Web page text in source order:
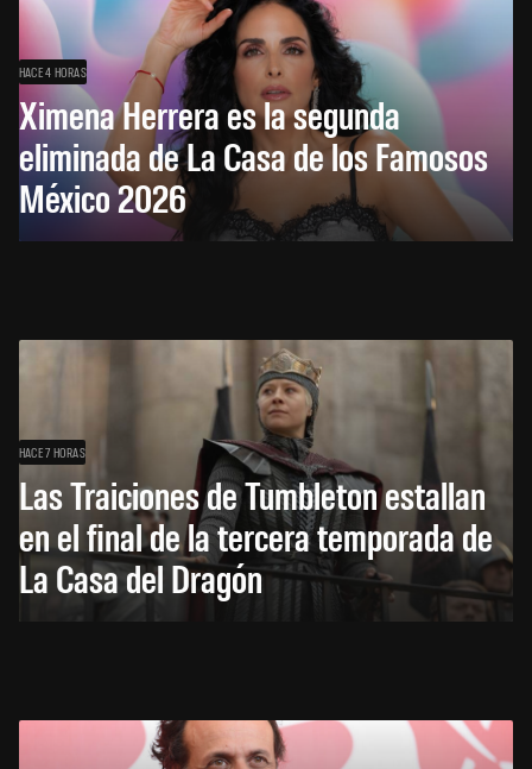
HACE 4 HORAS
Ximena Herrera es la segunda
eliminada de La Casa de los Famosos
México 2026
HACE 7 HORAS
Las Traiciones de Tumbleton estallan
en el final de la tercera temporada de
La Casa del Dragón